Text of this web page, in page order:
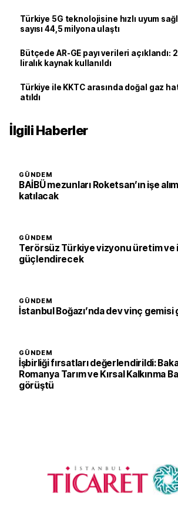
Türkiye 5G teknolojisine hızlı uyum
sayısı 44,5 milyona ulaştı
Bütçede AR-GE payı verileri açıklandı:
liralık kaynak kullanıldı
Türkiye ile KKTC arasında doğal gaz
atıldı
İlgili Haberler
GÜNDEM
BAİBÜ mezunları Roketsan’ın işe
katılacak
GÜNDEM
Terörsüz Türkiye vizyonu üretim ve
güçlendirecek
GÜNDEM
İstanbul Boğazı’nda dev vinç gemisi
GÜNDEM
İşbirliği fırsatları değerlendirildi:
Romanya Tarım ve Kırsal Kalkınma
görüştü